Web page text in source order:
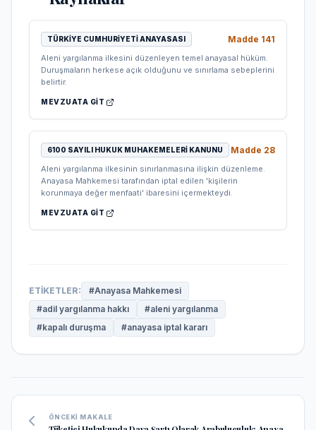
TÜRKIYE CUMHURIYETI ANAYASASI Madde 141
Aleni yargılanma ilkesini düzenleyen temel anayasal hüküm.
Duruşmaların herkese açık olduğunu ve sınırlama sebeplerini
belirtir.
MEVZUATA GIT
6100 SAYILI HUKUK MUHAKEMELERI KANUNU Madde 28
Aleni yargılanma ilkesinin sınırlanmasına ilişkin düzenleme.
Anayasa Mahkemesi tarafından iptal edilen 'kişilerin
korunmaya değer menfaati' ibaresini içermekteydi.
MEVZUATA GIT
ETIKETLER: #Anayasa Mahkemesi
#adil yargılanma hakkı #aleni yargılanma
#kapalı duruşma #anayasa iptal kararı
ÖNCEKI MAKALE